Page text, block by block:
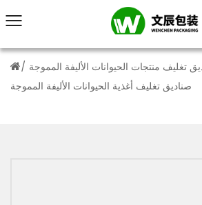
تغليف منتجات الحيوانات الأليفة المموجة /
صناديق تغليف أغذية الحيوانات الأليفة المموجة